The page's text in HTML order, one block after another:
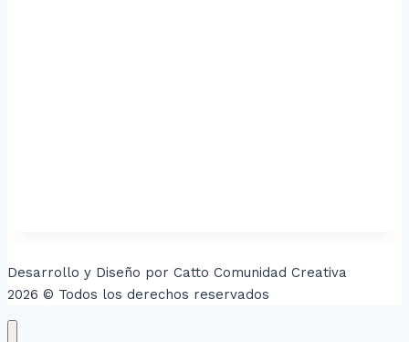
Desarrollo y Diseño por Catto Comunidad Creativa
2026 © Todos los derechos reservados